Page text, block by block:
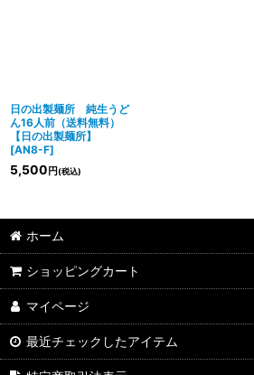
日の出製麺所 純生うど
ん16人前（送料無料）
【日の出製麺所】
[AN8-F]
5,500 円(税込)
ホーム
ショッピングカート
マイページ
最近チェックしたアイテム